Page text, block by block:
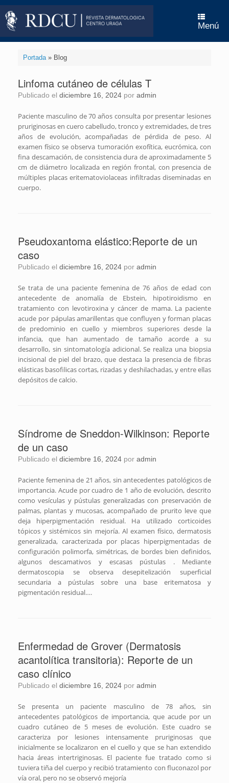
Saltar
contenido
Menú
Portada» Blog
Linfoma cutáneo de células T
Publicado el diciembre 16, 2024 por admin
Paciente masculino de 70 años consulta por presentar lesiones
pruriginosas en cuero cabelludo, tronco y extremidades, de tres
años de evolución, acompañadas de pérdida de peso. Al
examen físico se observa tumoración exofítica, eucrómica, con
fina descamación, de consistencia dura de aproximadamente 5
cm de diámetro localizada en región frontal, con presencia de
múltiples placas eritematoviolaceas infiltradas diseminadas en
cuerpo.
Pseudoxantoma elástico:Reporte de un
caso
Publicado el diciembre 16, 2024 por admin
Se trata de una paciente femenina de 76 años de edad con
antecedente de anomalía de Ebstein, hipotiroidismo en
tratamiento con levotiroxina y cáncer de mama. La paciente
acude por pápulas amarillentas que confluyen y forman placas
de predominio en cuello y miembros superiores desde la
infancia, que han aumentado de tamaño acorde a su
desarrollo, sin sintomatología adicional. Se realiza una biopsia
incisional de piel del brazo, que destaca la presencia de fibras
elásticas basofilicas cortas, rizadas y deshilachadas, y entre ellas
depósitos de calcio.
Síndrome de Sneddon-Wilkinson: Reporte
de un caso
Publicado el diciembre 16, 2024 por admin
Paciente femenina de 21 años, sin antecedentes patológicos de
importancia. Acude por cuadro de 1 año de evolución, descrito
como vesículas y pústulas generalizadas con preservación de
palmas, plantas y mucosas, acompañado de prurito leve que
deja hiperpigmentación residual. Ha utilizado corticoides
tópicos y sistémicos sin mejoría. Al examen físico, dermatosis
generalizada, caracterizada por placas hiperpigmentadas de
configuración polimorfa, simétricas, de bordes bien definidos,
algunos descamativos y escasas pústulas . Mediante
dermatoscopia se observa desepitelización superficial
secundaria a pústulas sobre una base eritematosa y
pigmentación residual….
Enfermedad de Grover (Dermatosis
acantolítica transitoria): Reporte de un
caso clínico
Publicado el diciembre 16, 2024 por admin
Se presenta un paciente masculino de 78 años, sin
antecedentes patológicos de importancia, que acude por un
cuadro cutáneo de 5 meses de evolución. Este cuadro se
caracteriza por lesiones intensamente pruriginosas que
inicialmente se localizaron en el cuello y que se han extendido
hacia áreas intertriginosas. El paciente fue tratado como si
tuviera tiña del cuerpo y recibió tratamiento con fluconazol por
vía oral, pero no se observó mejoría